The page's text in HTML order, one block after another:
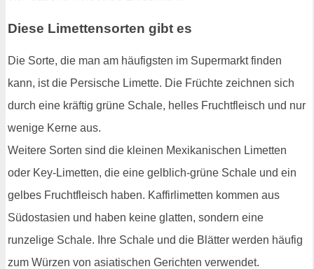
Diese Limettensorten gibt es
Die Sorte, die man am häufigsten im Supermarkt finden
kann, ist die Persische Limette. Die Früchte zeichnen sich
durch eine kräftig grüne Schale, helles Fruchtfleisch und nur
wenige Kerne aus.
Weitere Sorten sind die kleinen Mexikanischen Limetten
oder Key-Limetten, die eine gelblich-grüne Schale und ein
gelbes Fruchtfleisch haben. Kaffirlimetten kommen aus
Südostasien und haben keine glatten, sondern eine
runzelige Schale. Ihre Schale und die Blätter werden häufig
zum Würzen von asiatischen Gerichten verwendet.